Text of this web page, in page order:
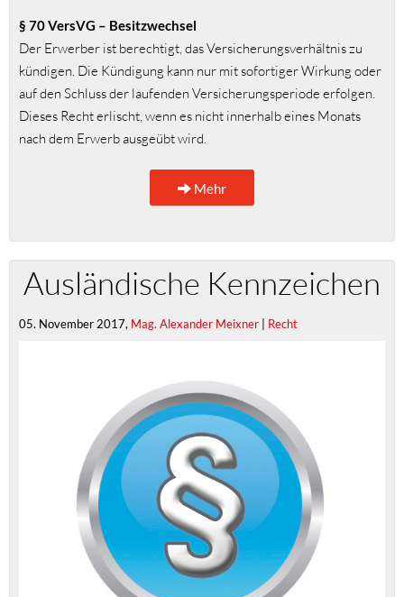
§ 70 VersVG – Besitzwechsel
Der Erwerber ist berechtigt, das Versicherungsverhältnis zu
kündigen. Die Kündigung kann nur mit sofortiger Wirkung oder
auf den Schluss der laufenden Versicherungsperiode erfolgen.
Dieses Recht erlischt, wenn es nicht innerhalb eines Monats
nach dem Erwerb ausgeübt wird.
Mehr
Ausländische Kennzeichen
05. November 2017, Mag. Alexander Meixner | Recht